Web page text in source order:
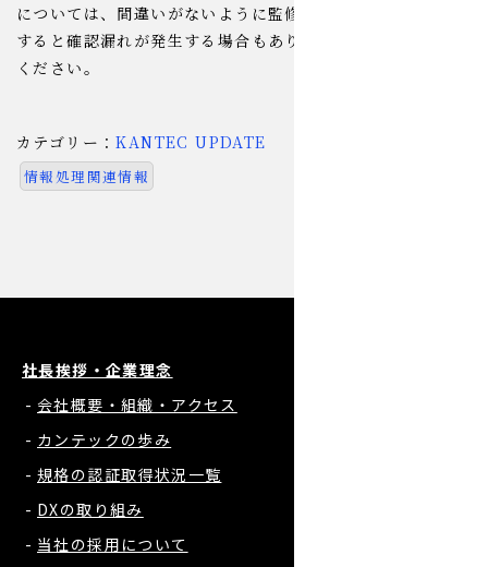
については、間違いがないように監修していますが、もしか
すると確認漏れが発生する場合もあります。その旨、ご了承
ください。
カテゴリー：KANTEC UPDATE
情報処理関連情報
社長挨拶・企業理念
会社概要・組織・アクセス
カンテックの歩み
規格の認証取得状況一覧
DXの取り組み
当社の採用について